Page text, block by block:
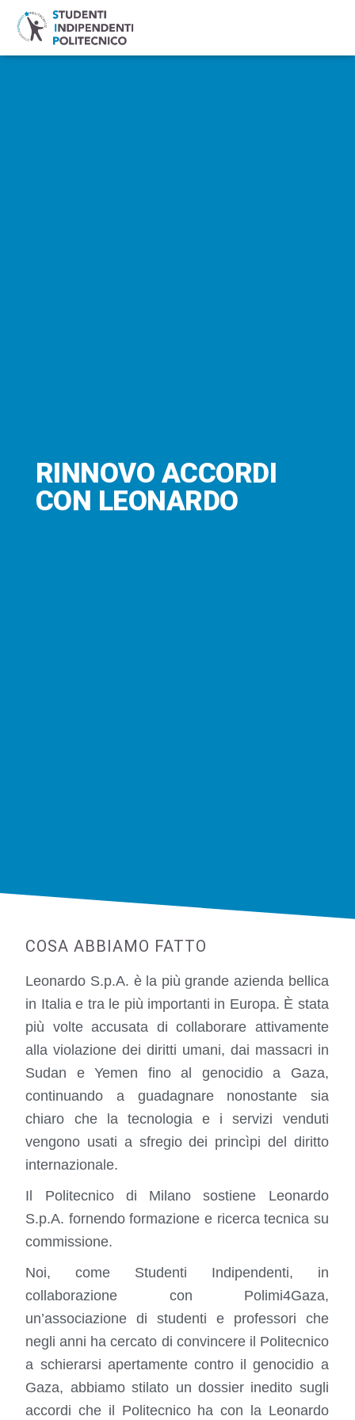
RINNOVO ACCORDI
CON LEONARDO
COSA ABBIAMO FATTO
Leonardo S.p.A. è la più grande azienda bellica
in Italia e tra le più importanti in Europa. È stata
più volte accusata di collaborare attivamente
alla violazione dei diritti umani, dai massacri in
Sudan e Yemen fino al genocidio a Gaza,
continuando a guadagnare nonostante sia
chiaro che la tecnologia e i servizi venduti
vengono usati a sfregio dei princìpi del diritto
internazionale.
Il Politecnico di Milano sostiene Leonardo
S.p.A. fornendo formazione e ricerca tecnica su
commissione.
Noi, come Studenti Indipendenti, in
collaborazione con Polimi4Gaza,
un’associazione di studenti e professori che
negli anni ha cercato di convincere il Politecnico
a schierarsi apertamente contro il genocidio a
Gaza, abbiamo stilato un dossier inedito sugli
accordi che il Politecnico ha con la Leonardo